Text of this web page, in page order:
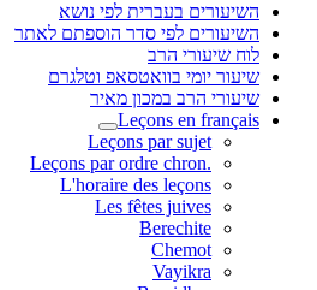
השיעורים בעברית לפי נושא
השיעורים לפי סדר הוספתם לאתר
לוח שיעורי הרב
שיעור יומי בוואטסאפ וטלגרם
שיעורי הרב במכון מאיר
Leçons en français
Leçons par sujet
.Leçons par ordre chron
L'horaire des leçons
Les fêtes juives
Berechite
Chemot
Vayikra